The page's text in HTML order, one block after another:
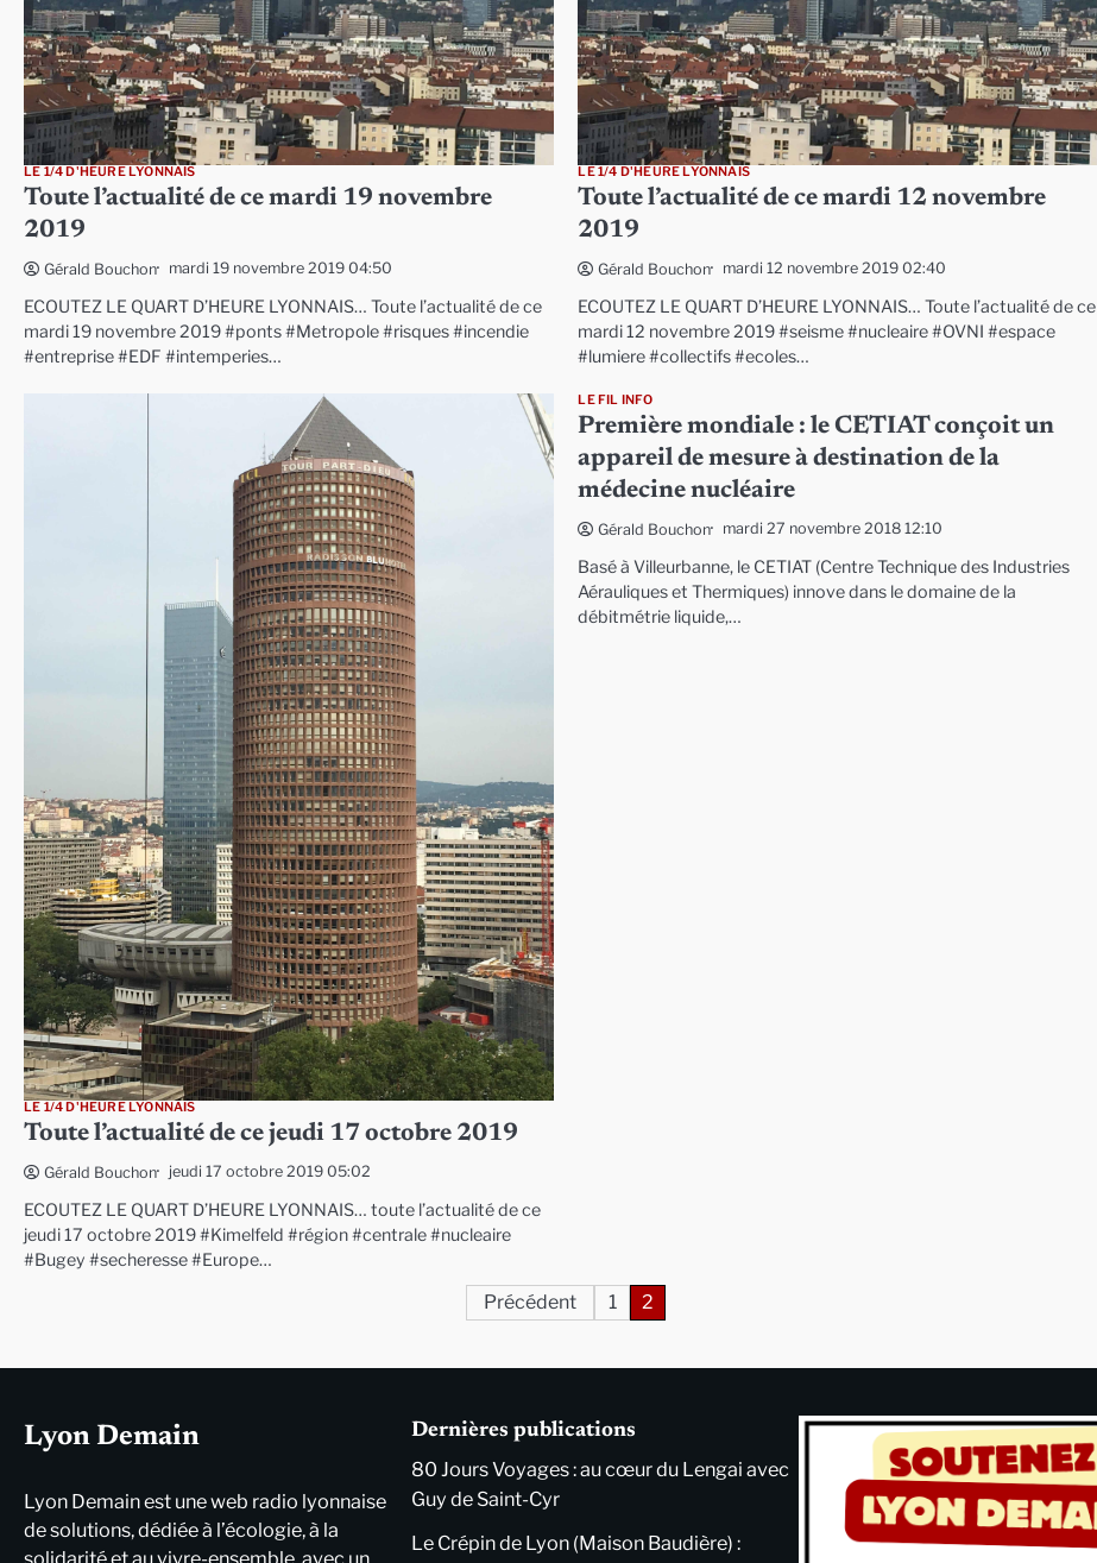
LE 1/4 D'HEURE LYONNAIS
Toute l’actualité de ce mardi 19 novembre
2019
Gérald Bouchon mardi 19 novembre 2019 04:50
ECOUTEZ LE QUART D’HEURE LYONNAIS… Toute l’actualité de ce
mardi 19 novembre 2019 #ponts #Metropole #risques #incendie
#entreprise #EDF #intemperies…
LE 1/4 D'HEURE LYONNAIS
Toute l’actualité de ce mardi 12 novembre
2019
Gérald Bouchon mardi 12 novembre 2019 02:40
ECOUTEZ LE QUART D’HEURE LYONNAIS… Toute l’actualité de ce
mardi 12 novembre 2019 #seisme #nucleaire #OVNI #espace
#lumiere #collectifs #ecoles…
LE 1/4 D'HEURE LYONNAIS
Toute l’actualité de ce jeudi 17 octobre 2019
Gérald Bouchon jeudi 17 octobre 2019 05:02
ECOUTEZ LE QUART D’HEURE LYONNAIS… toute l’actualité de ce
jeudi 17 octobre 2019 #Kimelfeld #région #centrale #nucleaire
#Bugey #secheresse #Europe…
LE FIL INFO
Première mondiale : le CETIAT conçoit un
appareil de mesure à destination de la
médecine nucléaire
Gérald Bouchon mardi 27 novembre 2018 12:10
Basé à Villeurbanne, le CETIAT (Centre Technique des Industries
Aérauliques et Thermiques) innove dans le domaine de la
débitmétrie liquide,…
Précédent 1 2
Lyon Demain
Lyon Demain est une web radio lyonnaise
de solutions, dédiée à l’écologie, à la
solidarité et au vivre-ensemble, avec un
Dernières publications
80 Jours Voyages : au cœur du Lengai avec
Guy de Saint-Cyr
Le Crépin de Lyon (Maison Baudière) :